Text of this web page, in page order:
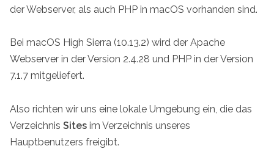
der Webserver, als auch PHP in macOS vorhanden sind.
Bei macOS High Sierra (10.13.2) wird der Apache
Webserver in der Version 2.4.28 und PHP in der Version
7.1.7 mitgeliefert.
Also richten wir uns eine lokale Umgebung ein, die das
Verzeichnis Sites im Verzeichnis unseres
Hauptbenutzers freigibt.